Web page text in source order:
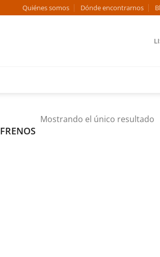
Quiénes somos Dónde encontrarnos
FRENOS
Mostrando el único resultado